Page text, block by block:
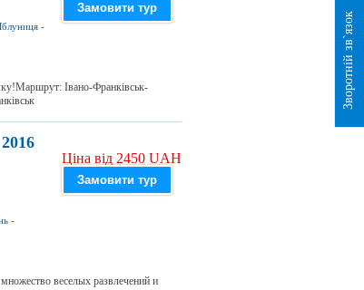
-
Замовити тур
Івано-Франківськ-
-
Ціна від 2450 UAH
Замовити тур
веселых развлечений и
Зворотній зв`язок